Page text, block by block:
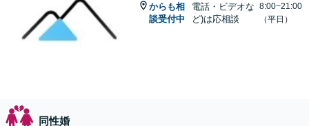
からも相
談受付中
電話・ビデオな
ど)は応相談
8:00~21:00
（平日）
同性婚